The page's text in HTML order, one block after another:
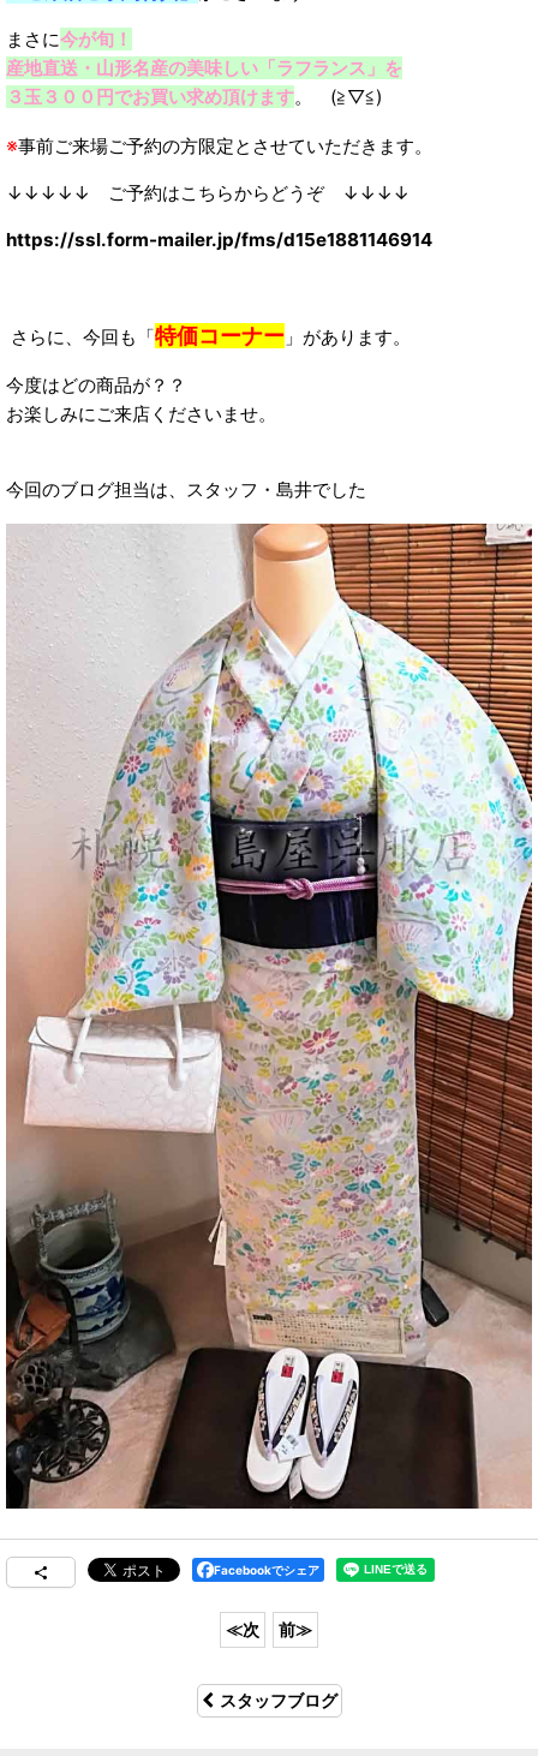
まさに今が旬！
産地直送・山形名産の美味しい「ラフランス」を
３玉３００円でお買い求め頂けます。 (≧▽≦)
※事前ご来場ご予約の方限定とさせていただきます。
↓↓↓↓↓ ご予約はこちらからどうぞ ↓↓↓↓
https://ssl.form-mailer.jp/fms/d15e1881146914
さらに、今回も「特価コーナー 」があります。
今度はどの商品が？？
お楽しみにご来店くださいませ。
今回のブログ担当は、スタッフ・島井でした
Facebookでシェア
スタッフブログ